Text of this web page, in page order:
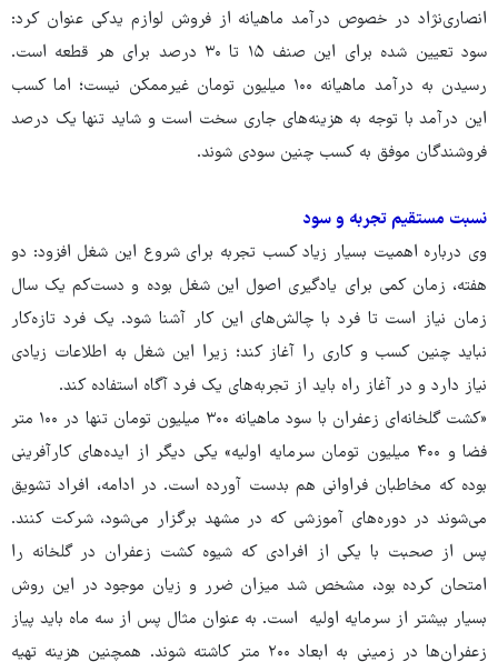
انصاری‌نژاد در خصوص درآمد ماهیانه از فروش لوازم یدکی عنوان کرد:
سود تعیین شده برای این صنف ۱۵ تا ۳۰ درصد برای هر قطعه است.
رسیدن به درآمد ماهیانه ۱۰۰ میلیون تومان غیرممکن نیست؛ اما کسب
این درآمد با توجه به هزینه‌های جاری سخت است و شاید تنها یک درصد
فروشندگان موفق به کسب چنین سودی شوند.
نسبت مستقیم تجربه و سود
وی درباره اهمیت بسیار زیاد کسب تجربه برای شروع این شغل افزود: دو
هفته، زمان کمی برای یادگیری اصول این شغل بوده و دست‌کم یک سال
زمان نیاز است تا فرد با چالش‌های این کار آشنا شود. یک فرد تازه‌کار
نباید چنین کسب و کاری را آغاز کند؛ زیرا این شغل به اطلاعات زیادی
نیاز دارد و در آغاز راه باید از تجربه‌های یک فرد آگاه استفاده کند.
«کشت گلخانه‌ای زعفران با سود ماهیانه ۳۰۰ میلیون تومان تنها در ۱۰۰ متر
فضا و ۴۰۰ میلیون تومان سرمایه اولیه» یکی دیگر از ایده‌های کارآفرینی
بوده که مخاطبان فراوانی هم بدست آورده است. در ادامه، افراد تشویق
می‌شوند در دوره‌های آموزشی که در مشهد برگزار می‌شود، شرکت کنند.
پس از صحبت با یکی از افرادی که شیوه کشت زعفران در گلخانه را
امتحان کرده بود، مشخص شد میزان ضرر و زیان موجود در این روش
بسیار بیشتر از سرمایه اولیه است. به عنوان مثال پس از سه ماه باید پیاز
زعفران‌ها در زمینی به ابعاد ۲۰۰ متر کاشته شوند. همچنین هزینه تهیه